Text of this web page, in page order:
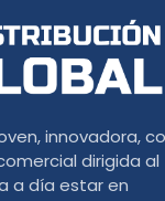
innovadora,
dirigida al
a día estar en